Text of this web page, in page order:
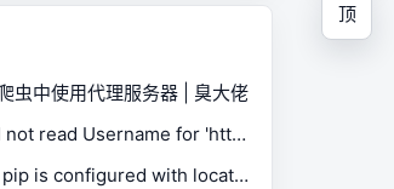
虫中使用代理服务器 | 臭大佬
fatal: could not read Username for 'https://gitee.com': No such device or address
WARNING: pip is configured with locations that require TLS/SSL, however the ssl module in Python is not available.
顶